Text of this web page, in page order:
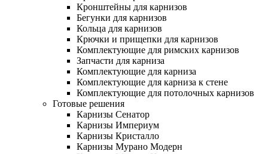
Кронштейны для карнизов
Бегунки для карнизов
Кольца для карнизов
Крючки и прищепки для карнизов
Комплектующие для римских карнизов
Запчасти для карниза
Комплектующие для карниза
Комплектующие для карниза к стене
Комплектующие для потолочных карнизов
Готовые решения
Карнизы Сенатор
Карнизы Империум
Карнизы Кристалло
Карнизы Мурано Модерн